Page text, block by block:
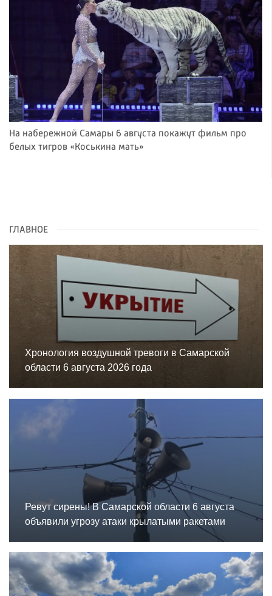
На набережной Самары 6 августа покажут фильм про
белых тигров «Коськина мать»
ГЛАВНОЕ
Хронология воздушной тревоги в Самарской
области 6 августа 2026 года
Ревут сирены! В Самарской области 6 августа
объявили угрозу атаки крылатыми ракетами